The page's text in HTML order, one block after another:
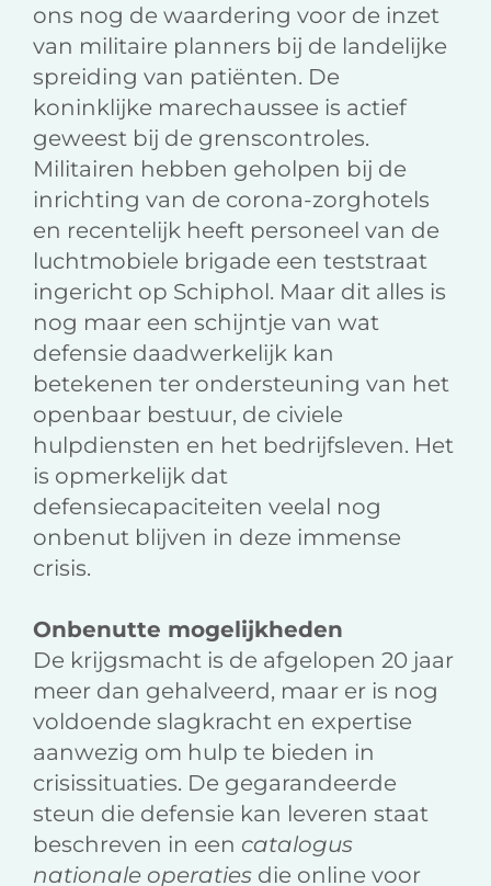
ons nog de waardering voor de inzet
van militaire planners bij de landelijke
spreiding van patiënten. De
koninklijke marechaussee is actief
geweest bij de grenscontroles.
Militairen hebben geholpen bij de
inrichting van de corona-zorghotels
en recentelijk heeft personeel van de
luchtmobiele brigade een teststraat
ingericht op Schiphol. Maar dit alles is
nog maar een schijntje van wat
defensie daadwerkelijk kan
betekenen ter ondersteuning van het
openbaar bestuur, de civiele
hulpdiensten en het bedrijfsleven. Het
is opmerkelijk dat
defensiecapaciteiten veelal nog
onbenut blijven in deze immense
crisis.
Onbenutte mogelijkheden
De krijgsmacht is de afgelopen 20 jaar
meer dan gehalveerd, maar er is nog
voldoende slagkracht en expertise
aanwezig om hulp te bieden in
crisissituaties. De gegarandeerde
steun die defensie kan leveren staat
beschreven in een catalogus
nationale operaties die online voor